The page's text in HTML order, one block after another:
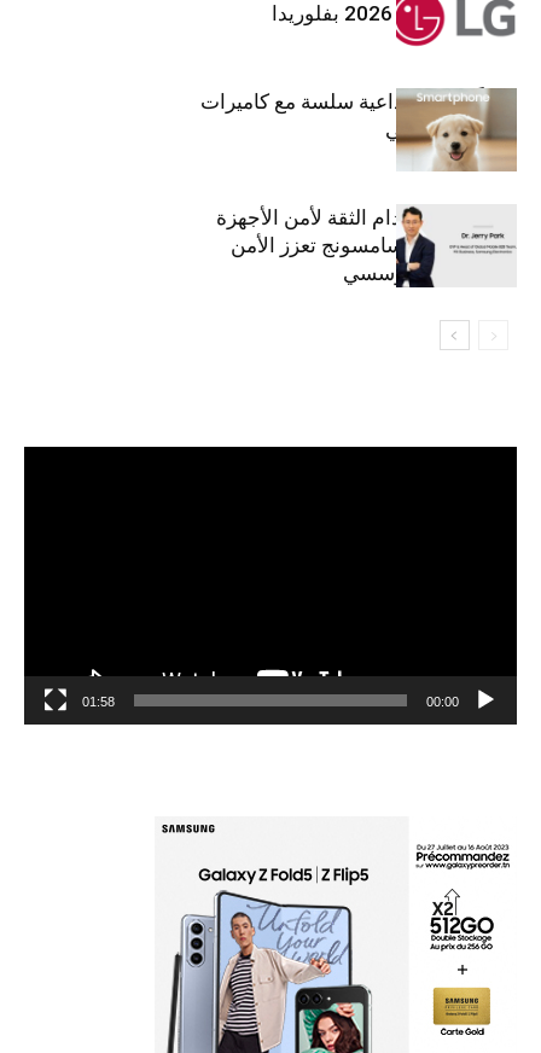
معرض (KBIS) 2026 بفلوريدا
قريباً: تجربة إبداعية سلسة مع كاميرات
أجهزة جالاكسي
استراتيجية انعدام الثقة لأمن الأجهزة
المحمولة من سامسونج تعزز الأمن
السيبراني المؤسسي
00:00
01:58